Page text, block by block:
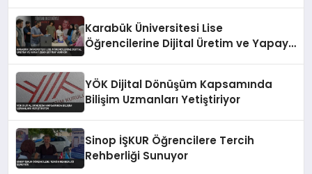
Karabük Üniversitesi Lise
Öğrencilerine Dijital Üretim ve Yapay
YÖK Dijital Dönüşüm Kapsamında
Bilişim Uzmanları Yetiştiriyor
Sinop İŞKUR Öğrencilere Tercih
Rehberliği Sunuyor